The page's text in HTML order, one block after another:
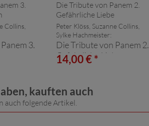
Collins,
3.
Peter Klöss, Suzanne Collins,
Sylke Hachmeister:
Die Tribute von Panem 2.
Gefährliche Liebe
14,00 € *
kauften auch
auch folgende Artikel.